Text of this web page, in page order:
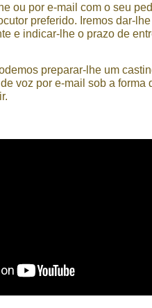
ou por e-mail com o seu
preferido. Iremos dar-
e indicar-lhe o prazo de
preparar-lhe um
voz por e-mail sob a forma